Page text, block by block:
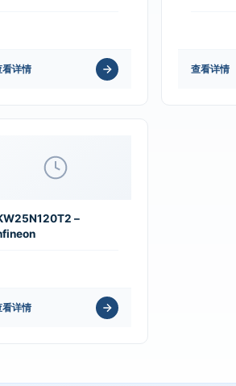
看详情 查看详情
–
看详情